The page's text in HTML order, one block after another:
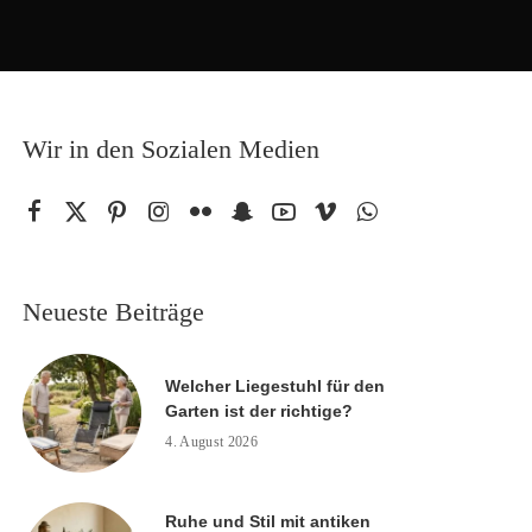
Wir in den Sozialen Medien
Neueste Beiträge
Welcher Liegestuhl für den
Garten ist der richtige?
4. August 2026
Ruhe und Stil mit antiken